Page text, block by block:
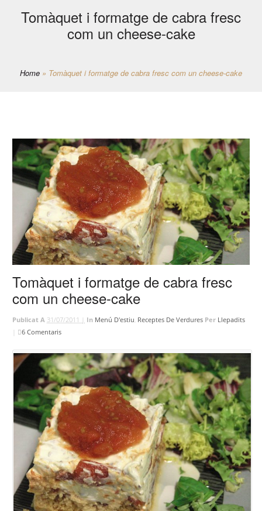
Tomàquet i formatge de cabra fresc
com un cheese-cake
Home » Tomàquet i formatge de cabra fresc com un cheese-cake
Tomàquet i formatge de cabra fresc
com un cheese-cake
Publicat A 31/07/2011 | In Menú D'estiu, Receptes De Verdures Per Llepadits
6 Comentaris